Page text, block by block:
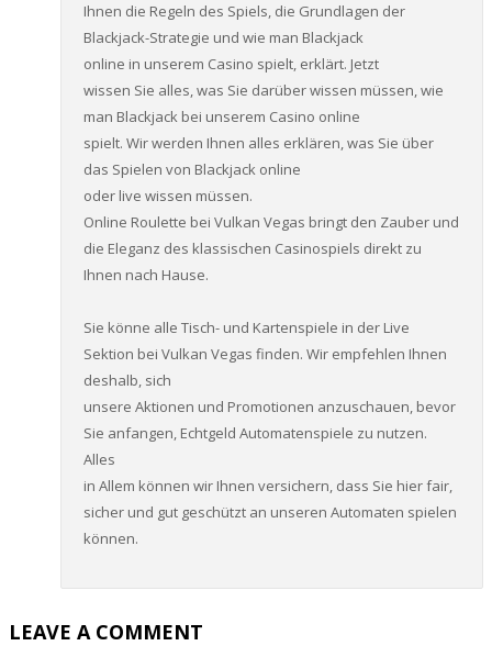
Ihnen die Regeln des Spiels, die Grundlagen der
Blackjack-Strategie und wie man Blackjack
online in unserem Casino spielt, erklärt. Jetzt
wissen Sie alles, was Sie darüber wissen müssen, wie
man Blackjack bei unserem Casino online
spielt. Wir werden Ihnen alles erklären, was Sie über
das Spielen von Blackjack online
oder live wissen müssen.
Online Roulette bei Vulkan Vegas bringt den Zauber und
die Eleganz des klassischen Casinospiels direkt zu
Ihnen nach Hause.
Sie könne alle Tisch- und Kartenspiele in der Live
Sektion bei Vulkan Vegas finden. Wir empfehlen Ihnen
deshalb, sich
unsere Aktionen und Promotionen anzuschauen, bevor
Sie anfangen, Echtgeld Automatenspiele zu nutzen.
Alles
in Allem können wir Ihnen versichern, dass Sie hier fair,
sicher und gut geschützt an unseren Automaten spielen
können.
LEAVE A COMMENT